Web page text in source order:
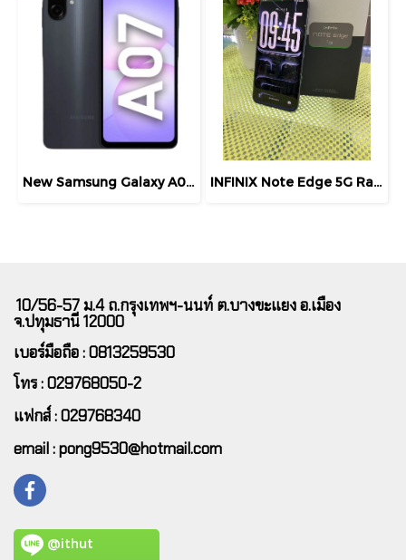
New Samsung Galaxy A07 Ram4GB / Rom 64GB, จอ 6.7"เเบต 5,000mAh ประกันศูนย์ 12เดือน ฟรี Adapter Samsung 25W INFINIX Note Edge 5G Ram 8 GB / Rom 256 GB สมาร์ตโฟนเครื่องบาง จอโค้ง AMOLED กว้าง 6.78 นิ้ว รีเฟรช 120Hz แบต 6500mAh
10/56-57 ม.4 ถ.กรุงเทพฯ-นนท์ ต.บางขะแยง อ.เมือง
จ.ปทุมธานี 12000
เบอร์มือถือ : 0813259530
โทร : 029768050-2
แฟกส์ : 029768340
email : pong9530@hotmail.com
@ithut